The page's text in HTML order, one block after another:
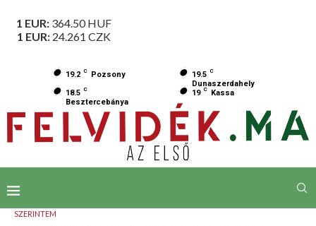
1 EUR: 364.50HUF
1 EUR: 24.261 CZK
19.2 C Pozsony 19.5 C
Dunaszerdahely
18.5 C
Besztercebánya
19 C Kassa
SZERINTEM